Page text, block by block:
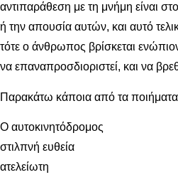
αντιπαράθεση με τη μνήμη είναι
ή την απουσία αυτών, και αυτό
τότε ο άνθρωπος βρίσκεται
να επαναπροσδιοριστεί, και να
Παρακάτω κάποια από τα
Ο αυτοκινητόδρομος
στιλπνή ευθεία
ατελείωτη